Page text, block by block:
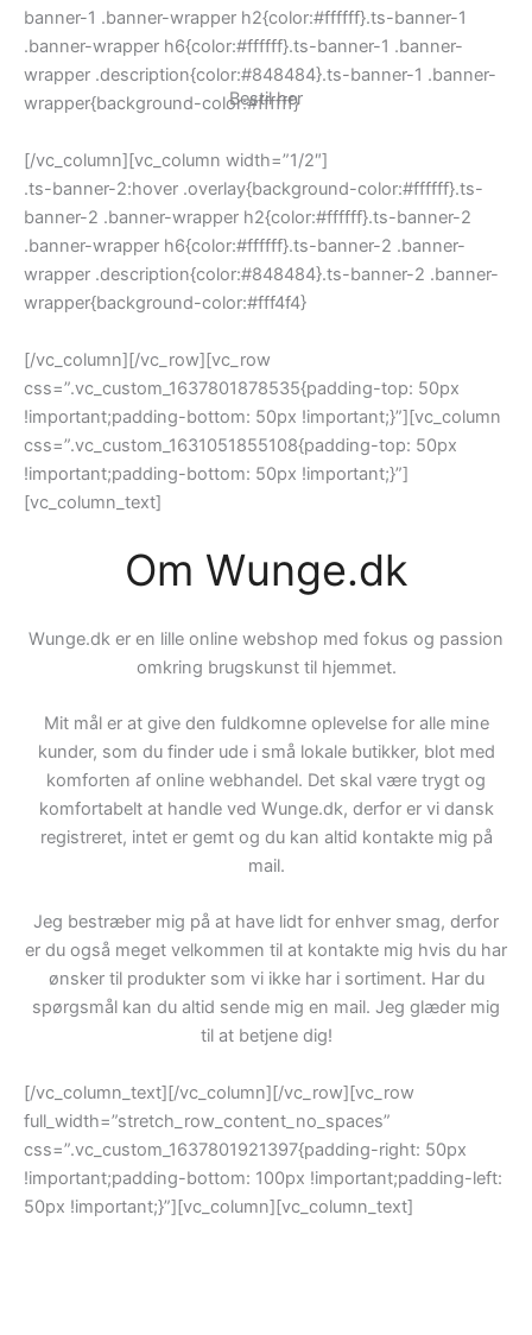
banner-1 .banner-wrapper h2{color:#ffffff}.ts-banner-1
.banner-wrapper h6{color:#ffffff}.ts-banner-1 .banner-
wrapper .description{color:#848484}.ts-banner-1 .banner-
wrapper{background-color:#ffffff}
Bestil her
[/vc_column][vc_column width=”1/2″]
.ts-banner-2:hover .overlay{background-color:#ffffff}.ts-
banner-2 .banner-wrapper h2{color:#ffffff}.ts-banner-2
.banner-wrapper h6{color:#ffffff}.ts-banner-2 .banner-
wrapper .description{color:#848484}.ts-banner-2 .banner-
wrapper{background-color:#fff4f4}
[/vc_column][/vc_row][vc_row
css=”.vc_custom_1637801878535{padding-top: 50px
!important;padding-bottom: 50px !important;}”][vc_column
css=”.vc_custom_1631051855108{padding-top: 50px
!important;padding-bottom: 50px !important;}”]
[vc_column_text]
Om Wunge.dk
Wunge.dk er en lille online webshop med fokus og passion
omkring brugskunst til hjemmet.
Mit mål er at give den fuldkomne oplevelse for alle mine
kunder, som du finder ude i små lokale butikker, blot med
komforten af online webhandel. Det skal være trygt og
komfortabelt at handle ved Wunge.dk, derfor er vi dansk
registreret, intet er gemt og du kan altid kontakte mig på
mail.
Jeg bestræber mig på at have lidt for enhver smag, derfor
er du også meget velkommen til at kontakte mig hvis du har
ønsker til produkter som vi ikke har i sortiment. Har du
spørgsmål kan du altid sende mig en mail. Jeg glæder mig
til at betjene dig!
[/vc_column_text][/vc_column][/vc_row][vc_row
full_width=”stretch_row_content_no_spaces”
css=”.vc_custom_1637801921397{padding-right: 50px
!important;padding-bottom: 100px !important;padding-left:
50px !important;}”][vc_column][vc_column_text]